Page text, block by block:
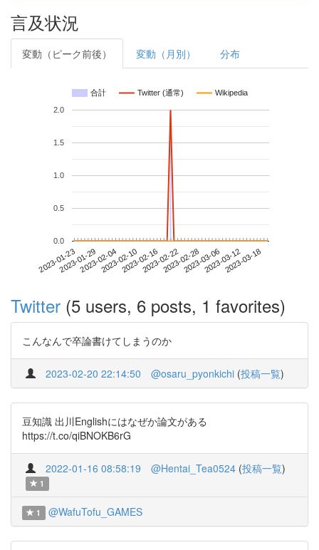
言及状況
変動（ピーク前後） 変動（月別） 分布
合計 Twitter (通常) Wikipedia
2023-01-232023-01-292023-02-042023-02-102023-02-162023-02-222023-02-282023-03-062023-03-122023-03-18
0.0
0.5
1.0
1.5
2.0
Twitter (5 users, 6 posts, 1 favorites)
こんなんで卒論書けてしまうのか
2023-02-20 22:14:50 @osaru_pyonkichi (投稿一覧)
豆知識 出川Englishにはなぜか論文がある
https://t.co/qiBNOKB6rG
2022-01-16 08:58:19 @Hentai_Tea0524 (投稿一覧)
1
1 @WafuTofu_GAMES